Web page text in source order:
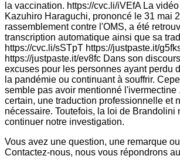
la vaccination. https://cvc.li/iVEfA La
Kazuhiro Haraguchi, prononcé le 31 mai
rassemblement contre l'OMS, a été
transcription automatique ainsi que sa
https://cvc.li/sSTpT https://justpaste.it/
https://justpaste.it/ev8fc Dans son
excuses pour les personnes ayant perdu
la pandémie ou continuant à souffrir.
semble pas avoir mentionné l'ivermectine
certain, une traduction professionnelle et
nécessaire. Toutefois, la loi de Brandolini
continuer notre investigation.
Vous avez une question, une remarque
Contactez-nous, nous vous répondrons